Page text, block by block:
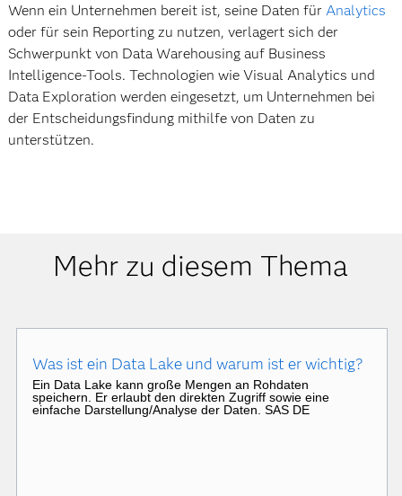
Wenn ein Unternehmen bereit ist, seine Daten für Analytics
oder für sein Reporting zu nutzen, verlagert sich der
Schwerpunkt von Data Warehousing auf Business
Intelligence-Tools. Technologien wie Visual Analytics und
Data Exploration werden eingesetzt, um Unternehmen bei
der Entscheidungsfindung mithilfe von Daten zu
unterstützen.
Mehr zu diesem Thema
Was ist ein Data Lake und warum ist er wichtig?
Ein Data Lake kann große Mengen an Rohdaten
speichern. Er erlaubt den direkten Zugriff sowie eine
einfache Darstellung/Analyse der Daten. SAS DE